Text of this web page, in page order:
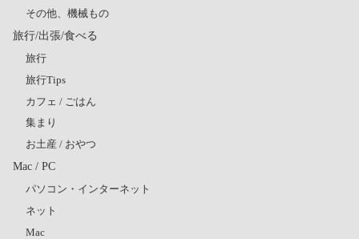
その他、機械もの
旅行/出張/食べる
旅行
旅行Tips
カフェ / ごはん
集まり
お土産 / おやつ
Mac / PC
パソコン・インターネット
ネット
Mac